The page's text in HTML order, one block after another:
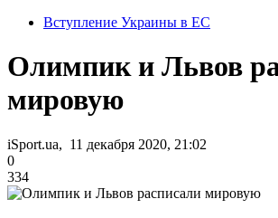
Вступление Украины в ЕС
Олимпик и Львов
мировую
iSport.ua, 11 декабря 2020, 21:02
0
334